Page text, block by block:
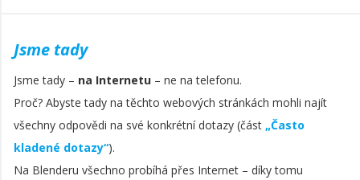
Jsme tady
Jsme tady – na Internetu – ne na telefonu.
Proč? Abyste tady na těchto webových stránkách mohli najít
všechny odpovědi na své konkrétní dotazy (část „Často
kladené dotazy“).
Na Blenderu všechno probíhá přes Internet – díky tomu